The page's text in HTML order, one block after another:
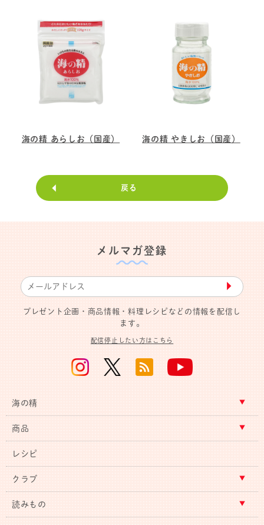
海の精 あらしお（国産） 海の精 やきしお（国産）
戻る
メルマガ登録
▶︎
プレゼント企画・商品情報・料理レシピなどの情報を配信し
ます。
配信停止したい方はこちら
海の精
商品
レシピ
クラブ
読みもの